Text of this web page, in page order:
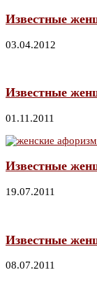
Известные
03.04.2012
Известные
01.11.2011
Известные
19.07.2011
Известные
08.07.2011